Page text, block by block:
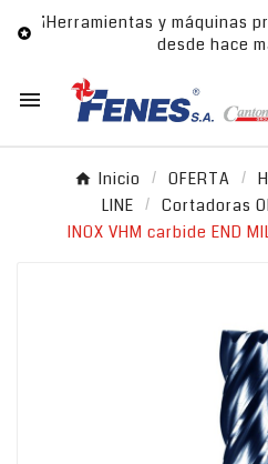

¡Herramientas y máquinas
desde hace

Inicio OFERTA
LINE
Cortadoras
INOX VHM carbide END